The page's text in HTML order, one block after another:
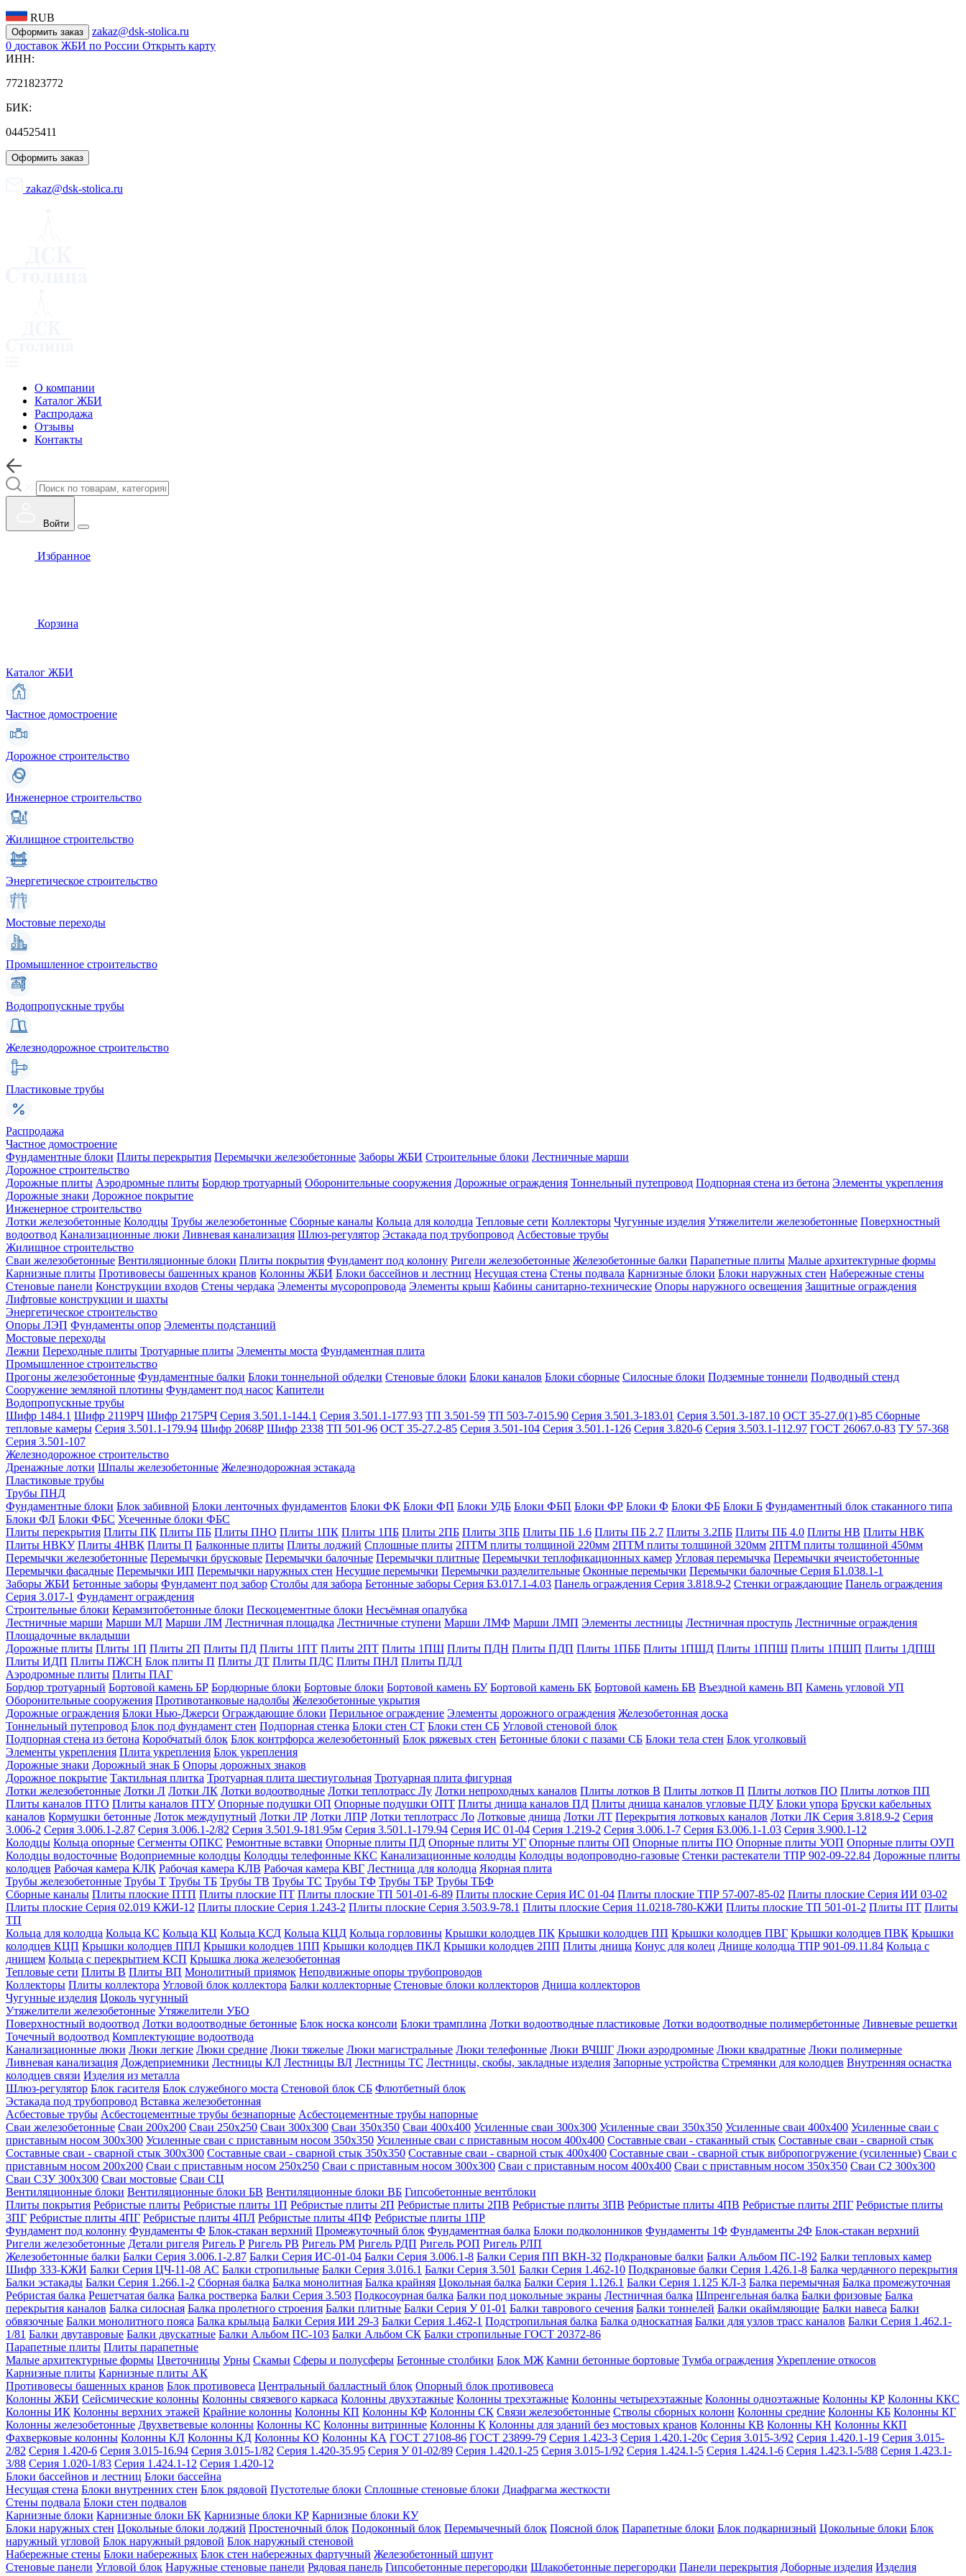
RUB
Оформить заказ
zakaz@dsk-stolica.ru
0 доставок ЖБИ по России Открыть карту
ИНН:
7721823772
БИК:
044525411
Оформить заказ
zakaz@dsk-stolica.ru
О компании
Каталог ЖБИ
Распродажа
Отзывы
Контакты
Войти
Избранное
Корзина
Каталог ЖБИ
Частное домостроение
Дорожное строительство
Инженерное строительство
Жилищное строительство
Энергетическое строительство
Мостовые переходы
Промышленное строительство
Водопропускные трубы
Железнодорожное строительство
Пластиковые трубы
Распродажа
Частное домостроение
Фундаментные блоки Плиты перекрытия Перемычки железобетонные Заборы ЖБИ Строительные блоки Лестничные марши
Дорожное строительство
Дорожные плиты Аэродромные плиты Бордюр тротуарный Оборонительные сооружения Дорожные ограждения Тоннельный путепровод Подпорная стена из бетона Элементы укрепления
Дорожные знаки Дорожное покрытие
Инженерное строительство
Лотки железобетонные Колодцы Трубы железобетонные Сборные каналы Кольца для колодца Тепловые сети Коллекторы Чугунные изделия Утяжелители железобетонные Поверхностный
водоотвод Канализационные люки Ливневая канализация Шлюз-регулятор Эстакада под трубопровод Асбестовые трубы
Жилищное строительство
Сваи железобетонные Вентиляционные блоки Плиты покрытия Фундамент под колонну Ригели железобетонные Железобетонные балки Парапетные плиты Малые архитектурные формы
Карнизные плиты Противовесы башенных кранов Колонны ЖБИ Блоки бассейнов и лестниц Несущая стена Стены подвала Карнизные блоки Блоки наружных стен Набережные стены
Стеновые панели Конструкции входов Стены чердака Элементы мусоропровода Элементы крыш Кабины санитарно-технические Опоры наружного освещения Защитные ограждения
Лифтовые конструкции и шахты
Энергетическое строительство
Опоры ЛЭП Фундаменты опор Элементы подстанций
Мостовые переходы
Лежни Переходные плиты Тротуарные плиты Элементы моста Фундаментная плита
Промышленное строительство
Прогоны железобетонные Фундаментные балки Блоки тоннельной обделки Стеновые блоки Блоки каналов Блоки сборные Силосные блоки Подземные тоннели Подводный стенд
Сооружение земляной плотины Фундамент под насос Капители
Водопропускные трубы
Шифр 1484.1 Шифр 2119РЧ Шифр 2175РЧ Серия 3.501.1-144.1 Серия 3.501.1-177.93 ТП 3.501-59 ТП 503-7-015.90 Серия 3.501.3-183.01 Серия 3.501.3-187.10 ОСТ 35-27.0(1)-85 Сборные
тепловые камеры Серия 3.501.1-179.94 Шифр 2068Р Шифр 2338 ТП 501-96 ОСТ 35-27.2-85 Серия 3.501-104 Серия 3.501.1-126 Серия 3.820-6 Серия 3.503.1-112.97 ГОСТ 26067.0-83 ТУ 57-368
Серия 3.501-107
Железнодорожное строительство
Дренажные лотки Шпалы железобетонные Железнодорожная эстакада
Пластиковые трубы
Трубы ПНД
Фундаментные блоки Блок забивной Блоки ленточных фундаментов Блоки ФК Блоки ФП Блоки УДБ Блоки ФБП Блоки ФР Блоки Ф Блоки ФБ Блоки Б Фундаментный блок стаканного типа
Блоки ФЛ Блоки ФБС Усеченные блоки ФБС
Плиты перекрытия Плиты ПК Плиты ПБ Плиты ПНО Плиты 1ПК Плиты 1ПБ Плиты 2ПБ Плиты 3ПБ Плиты ПБ 1.6 Плиты ПБ 2.7 Плиты 3.2ПБ Плиты ПБ 4.0 Плиты НВ Плиты НВК
Плиты НВКУ Плиты 4НВК Плиты П Балконные плиты Плиты лоджий Сплошные плиты 2ПТМ плиты толщиной 220мм 2ПТМ плиты толщиной 320мм 2ПТМ плиты толщиной 450мм
Перемычки железобетонные Перемычки брусковые Перемычки балочные Перемычки плитные Перемычки теплофикационных камер Угловая перемычка Перемычки ячеистобетонные
Перемычки фасадные Перемычки ИП Перемычки наружных стен Несущие перемычки Перемычки разделительные Оконные перемычки Перемычки балочные Серия Б1.038.1-1
Заборы ЖБИ Бетонные заборы Фундамент под забор Столбы для забора Бетонные заборы Серия Б3.017.1-4.03 Панель ограждения Серия 3.818.9-2 Стенки ограждающие Панель ограждения
Серия 3.017-1 Фундамент ограждения
Строительные блоки Керамзитобетонные блоки Пескоцементные блоки Несъёмная опалубка
Лестничные марши Марши МЛ Марши ЛМ Лестничная площадка Лестничные ступени Марши ЛМФ Марши ЛМП Элементы лестницы Лестничная проступь Лестничные ограждения
Площадочные вкладыши
Дорожные плиты Плиты 1П Плиты 2П Плиты ПД Плиты 1ПТ Плиты 2ПТ Плиты 1ПШ Плиты ПДН Плиты ПДП Плиты 1ПББ Плиты 1ПШД Плиты 1ППШ Плиты 1ПШП Плиты 1ДПШ
Плиты ИДП Плиты ПЖСН Блок плиты П Плиты ДТ Плиты ПДС Плиты ПНЛ Плиты ПДЛ
Аэродромные плиты Плиты ПАГ
Бордюр тротуарный Бортовой камень БР Бордюрные блоки Бортовые блоки Бортовой камень БУ Бортовой камень БК Бортовой камень БВ Въездной камень ВП Камень угловой УП
Оборонительные сооружения Противотанковые надолбы Железобетонные укрытия
Дорожные ограждения Блоки Нью-Джерси Ограждающие блоки Перильное ограждение Элементы дорожного ограждения Железобетонная доска
Тоннельный путепровод Блок под фундамент стен Подпорная стенка Блоки стен СТ Блоки стен СБ Угловой стеновой блок
Подпорная стена из бетона Коробчатый блок Блок контрфорса железобетонный Блок ряжевых стен Бетонные блоки с пазами СБ Блоки тела стен Блок уголковый
Элементы укрепления Плита укрепления Блок укрепления
Дорожные знаки Дорожный знак Б Опоры дорожных знаков
Дорожное покрытие Тактильная плитка Тротуарная плита шестиугольная Тротуарная плита фигурная
Лотки железобетонные Лотки Л Лотки ЛК Лотки водоотводные Лотки теплотрасс Лу Лотки непроходных каналов Плиты лотков В Плиты лотков П Плиты лотков ПО Плиты лотков ПП
Плиты каналов ПТО Плиты каналов ПТУ Опорные подушки ОП Опорные подушки ОПТ Плиты днища каналов ПД Плиты днища каналов угловые ПДУ Блоки упора Бруски кабельных
каналов Кормушки бетонные Лоток междупутный Лотки ЛР Лотки ЛПР Лотки теплотрасс Ло Лотковые днища Лотки ЛТ Перекрытия лотковых каналов Лотки ЛК Серия 3.818.9-2 Серия
3.006-2 Серия 3.006.1-2.87 Серия 3.006.1-2/82 Серия 3.501.9-181.95м Серия 3.501.1-179.94 Серия ИС 01-04 Серия 1.219-2 Серия 3.006.1-7 Серия Б3.006.1-1.03 Серия 3.900.1-12
Колодцы Кольца опорные Сегменты ОПКС Ремонтные вставки Опорные плиты ПД Опорные плиты УГ Опорные плиты ОП Опорные плиты ПО Опорные плиты УОП Опорные плиты ОУП
Колодцы водосточные Водоприемные колодцы Колодцы телефонные ККС Канализационные колодцы Колодцы водопроводно-газовые Стенки растекатели ТПР 902-09-22.84 Дорожные плиты
колодцев Рабочая камера КЛК Рабочая камера КЛВ Рабочая камера КВГ Лестница для колодца Якорная плита
Трубы железобетонные Трубы Т Трубы ТБ Трубы ТВ Трубы ТС Трубы ТФ Трубы ТБР Трубы ТБФ
Сборные каналы Плиты плоские ПТП Плиты плоские ПТ Плиты плоские ТП 501-01-6-89 Плиты плоские Серия ИС 01-04 Плиты плоские ТПР 57-007-85-02 Плиты плоские Серия ИИ 03-02
Плиты плоские Серия 02.019 КЖИ-12 Плиты плоские Серия 1.243-2 Плиты плоские Серия 3.503.9-78.1 Плиты плоские Серия 11.0218-780-КЖИ Плиты плоские ТП 501-01-2 Плиты ПТ Плиты
ТП
Кольца для колодца Кольца КС Кольца КЦ Кольца КСД Кольца КЦД Кольца горловины Крышки колодцев ПК Крышки колодцев ПП Крышки колодцев ПВГ Крышки колодцев ПВК Крышки
колодцев КЦП Крышки колодцев ППЛ Крышки колодцев 1ПП Крышки колодцев ПКЛ Крышки колодцев 2ПП Плиты днища Конус для колец Днище колодца ТПР 901-09.11.84 Кольца с
днищем Кольца с перекрытием КСП Крышка люка железобетонная
Тепловые сети Плиты В Плиты ВП Монолитный приямок Неподвижные опоры трубопроводов
Коллекторы Плиты коллектора Угловой блок коллектора Балки коллекторные Стеновые блоки коллекторов Днища коллекторов
Чугунные изделия Цоколь чугунный
Утяжелители железобетонные Утяжелители УБО
Поверхностный водоотвод Лотки водоотводные бетонные Блок носка консоли Блоки трамплина Лотки водоотводные пластиковые Лотки водоотводные полимербетонные Ливневые решетки
Точечный водоотвод Комплектующие водоотвода
Канализационные люки Люки легкие Люки средние Люки тяжелые Люки магистральные Люки телефонные Люки ВЧШГ Люки аэродромные Люки квадратные Люки полимерные
Ливневая канализация Дождеприемники Лестницы КЛ Лестницы ВЛ Лестницы ТС Лестницы, скобы, закладные изделия Запорные устройства Стремянки для колодцев Внутренняя оснастка
колодцев связи Изделия из металла
Шлюз-регулятор Блок гасителя Блок служебного моста Стеновой блок СБ Флютбетный блок
Эстакада под трубопровод Вставка железобетонная
Асбестовые трубы Асбестоцементные трубы безнапорные Асбестоцементные трубы напорные
Сваи железобетонные Сваи 200х200 Сваи 250х250 Сваи 300х300 Сваи 350х350 Сваи 400х400 Усиленные сваи 300х300 Усиленные сваи 350х350 Усиленные сваи 400х400 Усиленные сваи с
приставным носом 300х300 Усиленные сваи с приставным носом 350х350 Усиленные сваи с приставным носом 400х400 Составные сваи - стаканный стык Составные сваи - сварной стык
Составные сваи - сварной стык 300х300 Составные сваи - сварной стык 350х350 Составные сваи - сварной стык 400х400 Составные сваи - сварной стык вибропогружение (усиленные) Сваи с
приставным носом 200х200 Сваи с приставным носом 250х250 Сваи с приставным носом 300х300 Сваи с приставным носом 400х400 Сваи с приставным носом 350х350 Сваи С2 300х300
Сваи С3У 300х300 Сваи мостовые Сваи СЦ
Вентиляционные блоки Вентиляционные блоки БВ Вентиляционные блоки ВБ Гипсобетонные вентблоки
Плиты покрытия Ребристые плиты Ребристые плиты 1П Ребристые плиты 2П Ребристые плиты 2ПВ Ребристые плиты 3ПВ Ребристые плиты 4ПВ Ребристые плиты 2ПГ Ребристые плиты
3ПГ Ребристые плиты 4ПГ Ребристые плиты 4ПЛ Ребристые плиты 4ПФ Ребристые плиты 1ПР
Фундамент под колонну Фундаменты Ф Блок-стакан верхний Промежуточный блок Фундаментная балка Блоки подколонников Фундаменты 1Ф Фундаменты 2Ф Блок-стакан верхний
Ригели железобетонные Детали ригеля Ригель Р Ригель РВ Ригель РМ Ригель РДП Ригель РОП Ригель РЛП
Железобетонные балки Балки Серия 3.006.1-2.87 Балки Серия ИС-01-04 Балки Серия 3.006.1-8 Балки Серия ПП ВКН-32 Подкрановые балки Балки Альбом ПС-192 Балки тепловых камер
Шифр 333-КЖИ Балки Серия ЦЧ-11-08 АС Балки стропильные Балки Серия 3.016.1 Балки Серия 3.501 Балки Серия 1.462-10 Подкрановые балки Серия 1.426.1-8 Балка чердачного перекрытия
Балки эстакады Балки Серия 1.266.1-2 Сборная балка Балка монолитная Балка крайняя Цокольная балка Балки Серия 1.126.1 Балки Серия 1.125 КЛ-3 Балка перемычная Балка промежуточная
Ребристая балка Решетчатая балка Балка ростверка Балки Серия 3.503 Подкосоурная балка Балки под цокольные экраны Лестничная балка Шпренгельная балка Балки фризовые Балка
перекрытия каналов Балка силосная Балка пролетного строения Балки плитные Балки Серия У 01-01 Балки таврового сечения Балки тоннелей Балки окаймляющие Балки навеса Балки
обвязочные Балки монолитного пояса Балка крыльца Балки Серия ИИ 29-3 Балки Серия 1.462-1 Подстропильная балка Балка односкатная Балки для узлов трасс каналов Балки Серия 1.462.1-
1/81 Балки двутавровые Балки двускатные Балки Альбом ПС-103 Балки Альбом СК Балки стропильные ГОСТ 20372-86
Парапетные плиты Плиты парапетные
Малые архитектурные формы Цветочницы Урны Скамьи Сферы и полусферы Бетонные столбики Блок МЖ Камни бетонные бортовые Тумба ограждения Укрепление откосов
Карнизные плиты Карнизные плиты АК
Противовесы башенных кранов Блок противовеса Центральный балластный блок Опорный блок противовеса
Колонны ЖБИ Сейсмические колонны Колонны связевого каркаса Колонны двухэтажные Колонны трехэтажные Колонны четырехэтажные Колонны одноэтажные Колонны КР Колонны ККС
Колонны ИК Колонны верхних этажей Крайние колонны Колонны КП Колонны КФ Колонны СК Связи железобетонные Стволы сборных колонн Колонны средние Колонны КБ Колонны КГ
Колонны железобетонные Двухветвевые колонны Колонны КС Колонны витринные Колонны К Колонны для зданий без мостовых кранов Колонны КВ Колонны КН Колонны ККП
Фахверковые колонны Колонны КЛ Колонны КД Колонны КО Колонны КА ГОСТ 27108-86 ГОСТ 23899-79 Серия 1.423-3 Серия 1.420.1-20с Серия 3.015-3/92 Серия 1.420.1-19 Серия 3.015-
2/82 Серия 1.420-6 Серия 3.015-16.94 Серия 3.015-1/82 Серия 1.420-35.95 Серия У 01-02/89 Серия 1.420.1-25 Серия 3.015-1/92 Серия 1.424.1-5 Серия 1.424.1-6 Серия 1.423.1-5/88 Серия 1.423.1-
3/88 Серия 1.020-1/83 Серия 1.424.1-12 Серия 1.420-12
Блоки бассейнов и лестниц Блоки бассейна
Несущая стена Блоки внутренних стен Блок рядовой Пустотелые блоки Сплошные стеновые блоки Диафрагма жесткости
Стены подвала Блоки стен подвалов
Карнизные блоки Карнизные блоки БК Карнизные блоки КР Карнизные блоки КУ
Блоки наружных стен Цокольные блоки лоджий Простеночный блок Подоконный блок Перемычечный блок Поясной блок Парапетные блоки Блок подкарнизный Цокольные блоки Блок
наружный угловой Блок наружный рядовой Блок наружный стеновой
Набережные стены Блоки набережных Блок стен набережных фартучный Железобетонный шпунт
Стеновые панели Угловой блок Наружные стеновые панели Рядовая панель Гипсобетонные перегородки Шлакобетонные перегородки Панели перекрытия Доборные изделия Изделия